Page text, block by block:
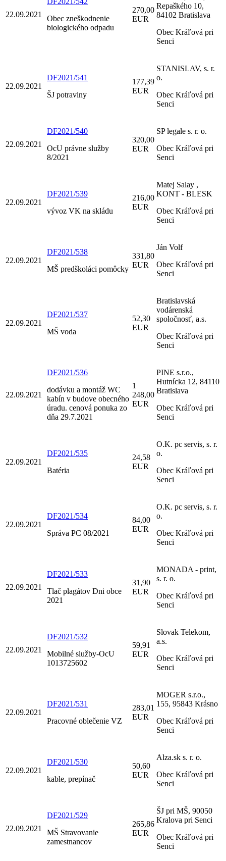
22.09.2021
Obec zneškodnenie
biologického odpadu
270,00
EUR
Repaškého 10,
84102 Bratislava
Obec Kráľová pri
Senci
22.09.2021
DF2021/541
ŠJ potraviny
177,39
EUR
STANISLAV, s. r.
o.
Obec Kráľová pri
Senci
22.09.2021
DF2021/540
OcU právne služby
8/2021
320,00
EUR
SP legale s. r. o.
Obec Kráľová pri
Senci
22.09.2021
DF2021/539
vývoz VK na skládu
216,00
EUR
Matej Salay ,
KONT - BLESK
Obec Kráľová pri
Senci
22.09.2021
DF2021/538
MŠ predškoláci pomôcky
331,80
EUR
Ján Volf
Obec Kráľová pri
Senci
22.09.2021
DF2021/537
MŠ voda
52,30
EUR
Bratislavská
vodárenská
spoločnosť, a.s.
Obec Kráľová pri
Senci
22.09.2021
DF2021/536
dodávku a montáž WC
kabín v budove obecného
úradu. cenová ponuka zo
dňa 29.7.2021
1
248,00
EUR
PINE s.r.o.,
Hutnícka 12, 84110
Bratislava
Obec Kráľová pri
Senci
22.09.2021
DF2021/535
Batéria
24,58
EUR
O.K. pc servis, s. r.
o.
Obec Kráľová pri
Senci
22.09.2021
DF2021/534
Správa PC 08/2021
84,00
EUR
O.K. pc servis, s. r.
o.
Obec Kráľová pri
Senci
22.09.2021
DF2021/533
Tlač plagátov Dni obce
2021
31,90
EUR
MONADA - print,
s. r. o.
Obec Kráľová pri
Senci
22.09.2021
DF2021/532
Mobilné služby-OcU
1013725602
59,91
EUR
Slovak Telekom,
a.s.
Obec Kráľová pri
Senci
22.09.2021
DF2021/531
Pracovné oblečenie VZ
283,01
EUR
MOGER s.r.o.,
155, 95843 Krásno
Obec Kráľová pri
Senci
22.09.2021
DF2021/530
kable, prepínač
50,60
EUR
Alza.sk s. r. o.
Obec Kráľová pri
Senci
22.09.2021
DF2021/529
MŠ Stravovanie
zamestnancov
265,86
EUR
ŠJ pri MŠ, 90050
Kralova pri Senci
Obec Kráľová pri
Senci